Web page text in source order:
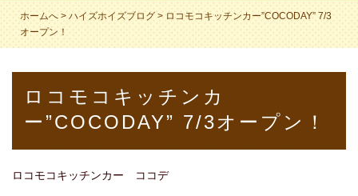
ホームへ > ハイズホイズブログ> ロコモコキッチンカー”COCODAY” 7/3
オープン！
ロコモコキッチンカ
ー”COCODAY” 7/3オープン！
ロコモコキッチンカー ココデ